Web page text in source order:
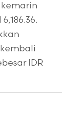
kemarin
IDR